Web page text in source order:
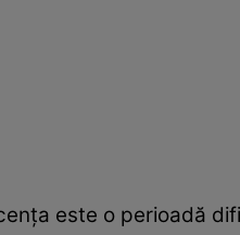
este o perioadă